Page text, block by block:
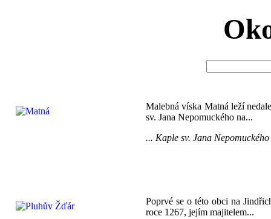
Malebná víska Matná leží
sv. Jana Nepomuckého na...
... Kaple sv. Jana
Poprvé se o této obci na
roce 1267, jejím majitelem...